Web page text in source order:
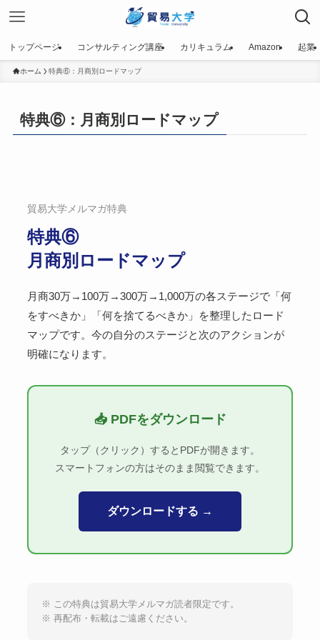
トップページ コンサルティング講座 カリキュラム Amazon 起業
ホーム 特典⑥：月商別ロードマップ
特典⑥：月商別ロードマップ
貿易大学メルマガ特典
特典⑥
月商別ロードマップ
月商30万→100万→300万→1,000万の各ステージで「何
をすべきか」「何を捨てるべきか」を整理したロード
マップです。今の自分のステージと次のアクションが
明確になります。
📥 PDFをダウンロード
タップ（クリック）するとPDFが開きます。
スマートフォンの方はそのまま閲覧できます。
ダウンロードする →
※ この特典は貿易大学メルマガ読者限定です。
※ 再配布・転載はご遠慮ください。